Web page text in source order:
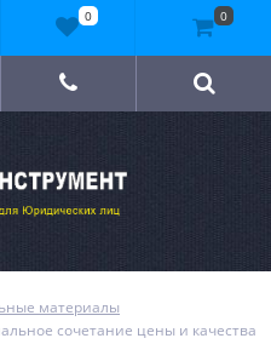
материалы
сочетание цены и качества
0 0